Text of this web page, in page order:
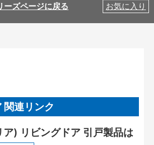
ーズページに戻る お気に入り
関連リンク
) リビングドア 引戸製品は